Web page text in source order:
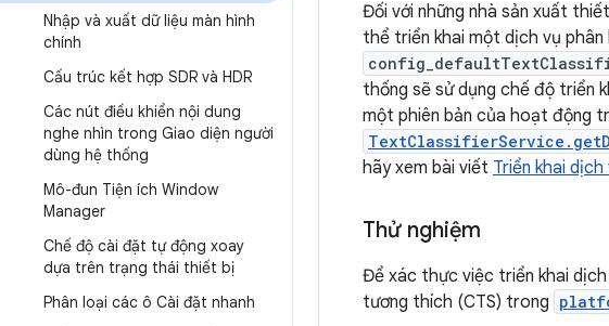
Nhập và xuất dữ liệu màn hình
chính
Cấu trúc kết hợp SDR và HDR
Các nút điều khiển nội dung
nghe nhìn trong Giao diện người
dùng hệ thống
Mô-đun Tiện ích Window
Manager
Chế độ cài đặt tự động xoay
dựa trên trạng thái thiết bị
Phân loại các ô Cài đặt nhanh
Đối với những nhà sản xuất
thể triển khai một dịch vụ
thống sẽ sử dụng chế độ triển
một phiên bản của hoạt động
hãy xem bài viết Triển khai
Thử nghiệm
Để xác thực việc triển khai
tương thích (CTS) trong